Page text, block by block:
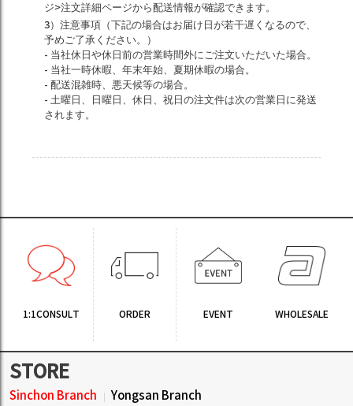
ジ>注文詳細ページから配送情報が確認できます。
3）注意事項（下記の場合はお届け日が若干遅くなるので、
予めご了承ください。）
- 当社休日や休日前の営業時間外にご注文いただいた場合。
- 当社一時休暇、年末年始、夏期休暇の場合。
- 配送混雑時、悪天候等の場合。
- 土曜日、日曜日、休日、祝日の注文件は次の営業日に発送
されます。
1:1CONSULT ORDER EVENT WHOLESALE
STORE
Sinchon Branch Yongsan Branch